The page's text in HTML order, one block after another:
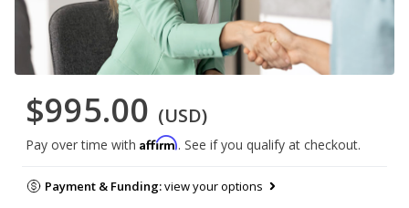
$995.00 (USD)
Pay over time with Affirm. See if you qualify at checkout.
Payment & Funding:view your options